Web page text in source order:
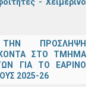
ΠΡΟΣΛΗΨΗ
ΣΤΟ ΤΜΗΜΑ
ΓΙΑ ΤΟ ΕΑΡΙΝΟ
2025-26